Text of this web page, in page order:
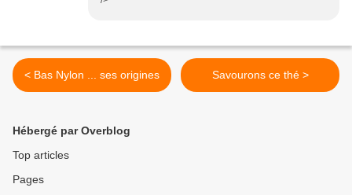
< Bas Nylon ... ses origines Savourons ce thé >
Hébergé par Overblog
Top articles
Pages